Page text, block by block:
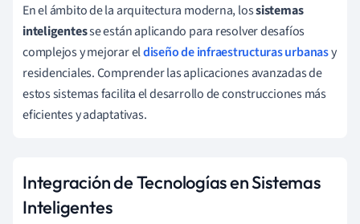
En el ámbito de la arquitectura moderna, lossistemas
inteligentesse están aplicando para resolver desafíos
complejos y mejorar eldiseño de infraestructuras urbanasy
residenciales. Comprender las aplicaciones avanzadas de
estos sistemas facilita el desarrollo de construcciones más
eficientes y adaptativas.
Integración de Tecnologías en Sistemas
Inteligentes